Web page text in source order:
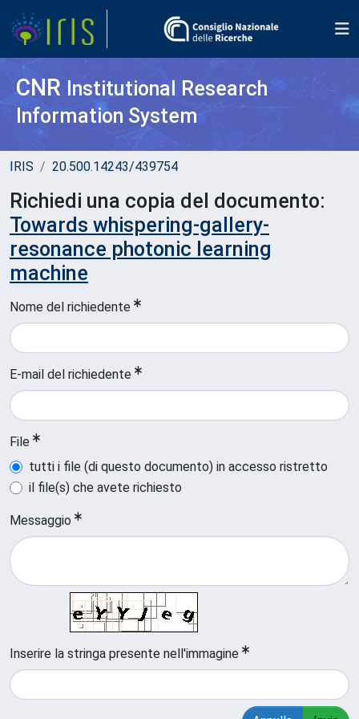
CNR Institutional Research
Information System
IRIS 20.500.14243/439754
Richiedi una copia del documento:
Towards whispering-gallery-
resonance photonic learning
machine
Nome del richiedente
E-mail del richiedente
File
tutti i file (di questo documento) in accesso ristretto
il file(s) che avete richiesto
Messaggio
Inserire la stringa presente nell'immagine